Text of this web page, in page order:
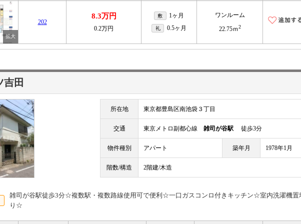
202
8.3万円
0.2万円
敷 1ヶ月
礼 0.5ヶ月
ワンルーム
22.75ｍ2
吉田
所在地 東京都豊島区南池袋３丁目
交通 東京メトロ副都心線 雑司が谷駅 徒歩3分
物件種別 アパート 築年月 1978年1月
階数/構造 2階建/木造
雑司が谷駅徒歩3分☆複数駅・複数路線使用可で便利☆一口ガスコンロ付きキッチン☆室内洗濯機
り☆